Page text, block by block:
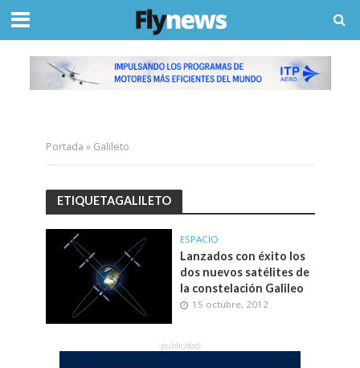
Portada » Galileto
ETIQUETAGALILETO
ESPACIO
Lanzados con éxito los
dos nuevos satélites de
la constelación Galileo
15 octubre, 2012